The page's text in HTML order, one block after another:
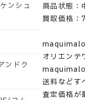
商品状態：
買取価格
オリエンテ
maquimalo
送料などす
査定価格が
ンシュ
ンドク